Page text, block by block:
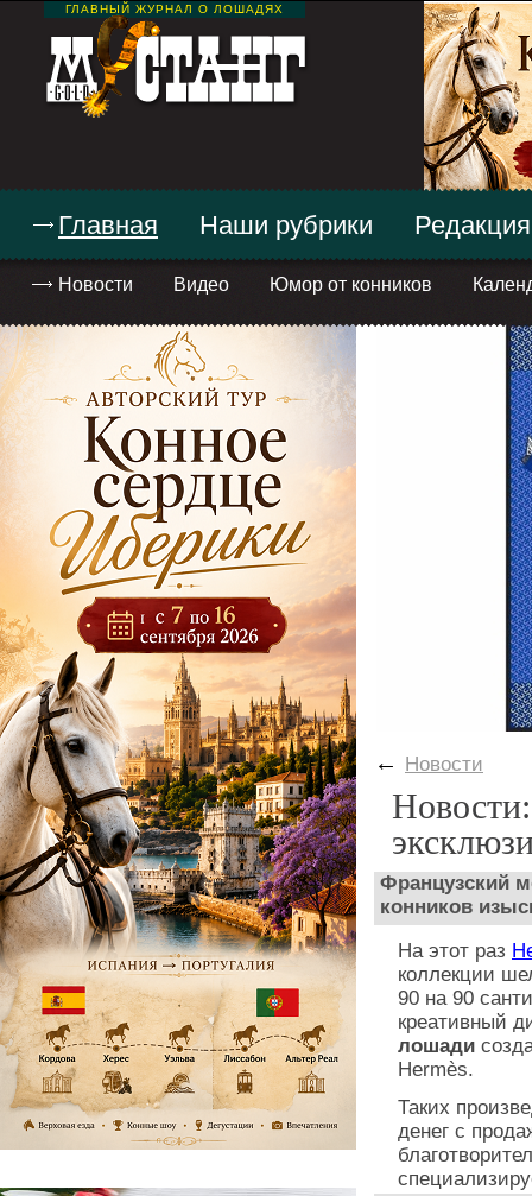
ГЛАВНЫЙ ЖУРНАЛ О ЛОШАДЯХ
Главная
Новости Видео Юмор от конников
Наши рубрики Редакция
← Новости
Французский
конников
На этот раз
коллекции
90 на 90
креативный
лошади
Hermès.
Таких
денег с